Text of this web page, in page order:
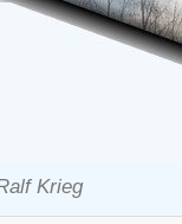
Krieg